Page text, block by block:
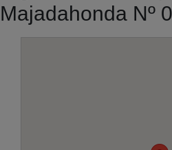
Majadahonda Nº